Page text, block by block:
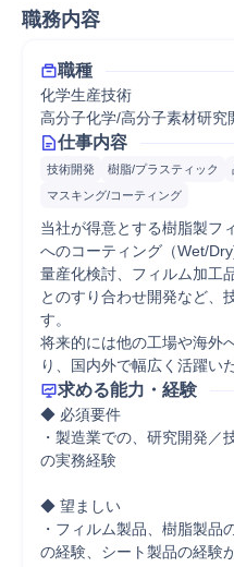
職務内容
職種
化学生産技術
高分子化学/高分子素材研究
仕事内容
技術開発 樹脂/プラスティック
マスキング/コーティング
当社が得意とする樹脂製フ
へのコーティング（Wet/
量産化検討、フィルム加工
とのすり合わせ開発など、
す。
将来的には他の工場や海外
求める能力・経験
◆ 必須要件
・製造業での、研究開発／
の実務経験
◆ 望ましい
・フィルム製品、樹脂製品
の経験、シート製品の経験